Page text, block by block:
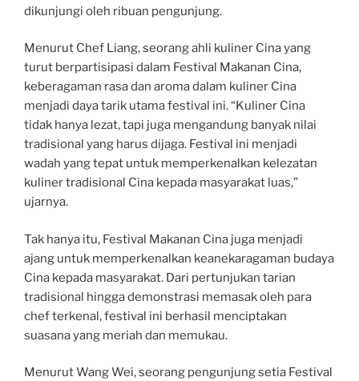
dikunjungi oleh ribuan pengunjung.
Menurut Chef Liang, seorang ahli kuliner Cina yang
turut berpartisipasi dalam Festival Makanan Cina,
keberagaman rasa dan aroma dalam kuliner Cina
menjadi daya tarik utama festival ini. “Kuliner Cina
tidak hanya lezat, tapi juga mengandung banyak nilai
tradisional yang harus dijaga. Festival ini menjadi
wadah yang tepat untuk memperkenalkan kelezatan
kuliner tradisional Cina kepada masyarakat luas,”
ujarnya.
Tak hanya itu, Festival Makanan Cina juga menjadi
ajang untuk memperkenalkan keanekaragaman budaya
Cina kepada masyarakat. Dari pertunjukan tarian
tradisional hingga demonstrasi memasak oleh para
chef terkenal, festival ini berhasil menciptakan
suasana yang meriah dan memukau.
Menurut Wang Wei, seorang pengunjung setia Festival